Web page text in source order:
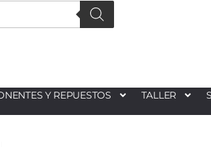
Y REPUESTOS TALLER